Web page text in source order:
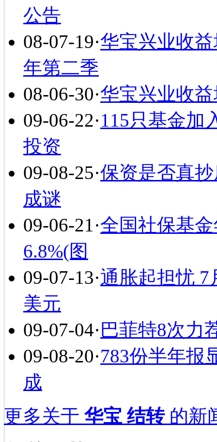
公告
08-07-19·华宝兴业收
年第二季
08-06-30·华宝兴业收
09-06-22·115只基金加
投资
09-08-25·保资是否真
成谜
09-06-21·全国社保基
6.8%(图
09-07-13·通胀起担忧 7
美元
09-07-04·巴菲特8次力
09-08-20·783份半年报
成
更多关于 华宝 结转的新